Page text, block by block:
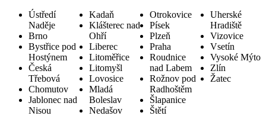
Ústředí
Naděje
Brno
Bystřice pod
Hostýnem
Česká
Třebová
Chomutov
Jablonec nad
Nisou
Kadaň
Klášterec nad
Ohří
Liberec
Litoměřice
Litomyšl
Lovosice
Mladá
Boleslav
Nedašov
Otrokovice
Písek
Plzeň
Praha
Roudnice
nad Labem
Rožnov pod
Radhoštěm
Šlapanice
Štětí
Uherské
Hradiště
Vizovice
Vsetín
Vysoké Mýto
Zlín
Žatec